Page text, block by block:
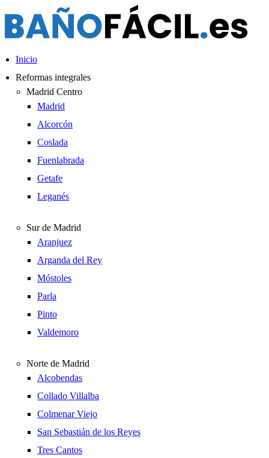
contenido
Inicio
Reformas integrales
Madrid Centro
Madrid
Alcorcón
Coslada
Fuenlabrada
Getafe
Leganés
Sur de Madrid
Aranjuez
Arganda del Rey
Móstoles
Parla
Pinto
Valdemoro
Norte de Madrid
Alcobendas
Collado Villalba
Colmenar Viejo
San Sebastián de los Reyes
Tres Cantos